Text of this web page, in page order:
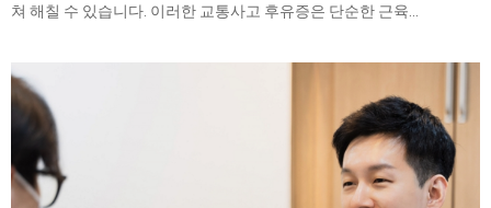
쳐 해칠 수 있습니다. 이러한 교통사고 후유증은 단순한 근육...